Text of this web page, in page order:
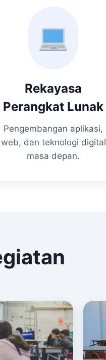
Rekayasa
Perangkat Lunak
Pengembangan aplikasi,
web, dan teknologi digital
masa depan.